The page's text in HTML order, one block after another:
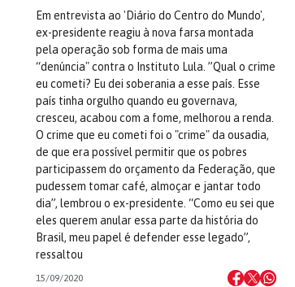
Em entrevista ao 'Diário do Centro do Mundo',
ex-presidente reagiu à nova farsa montada
pela operação sob forma de mais uma
“denúncia" contra o Instituto Lula. ”Qual o crime
eu cometi? Eu dei soberania a esse país. Esse
país tinha orgulho quando eu governava,
cresceu, acabou com a fome, melhorou a renda.
O crime que eu cometi foi o "crime" da ousadia,
de que era possível permitir que os pobres
participassem do orçamento da Federação, que
pudessem tomar café, almoçar e jantar todo
dia”, lembrou o ex-presidente. “Como eu sei que
eles querem anular essa parte da história do
Brasil, meu papel é defender esse legado”,
ressaltou
15/09/2020